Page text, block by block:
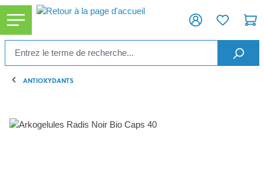
principal
ANTIOXYDANTS
Ignorer la galerie d'images